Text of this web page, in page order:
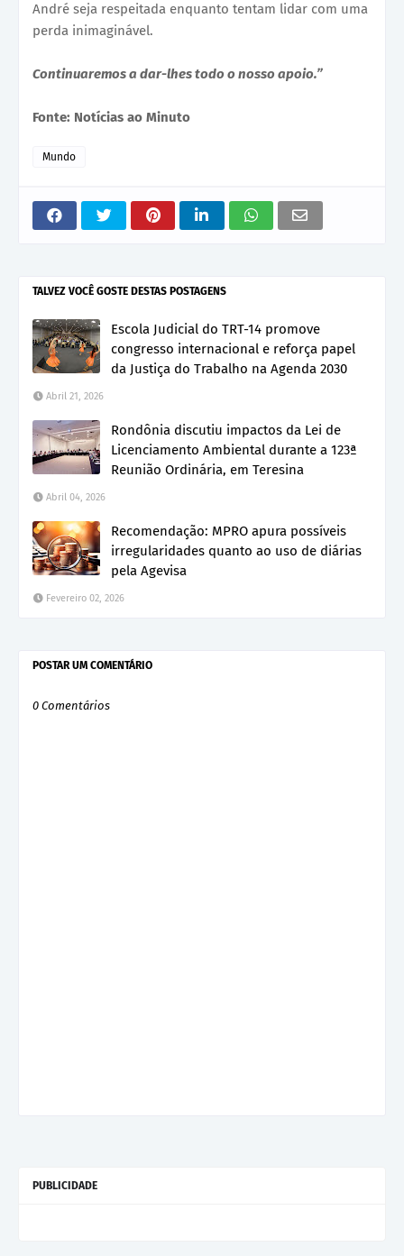
André seja respeitada enquanto tentam lidar com uma
perda inimaginável.
Continuaremos a dar-lhes todo o nosso apoio.”
Fonte: Notícias ao Minuto
Mundo
TALVEZ VOCÊ GOSTE DESTAS POSTAGENS
Escola Judicial do TRT-14 promove
congresso internacional e reforça papel
da Justiça do Trabalho na Agenda 2030
Abril 21, 2026
Rondônia discutiu impactos da Lei de
Licenciamento Ambiental durante a 123ª
Reunião Ordinária, em Teresina
Abril 04, 2026
Recomendação: MPRO apura possíveis
irregularidades quanto ao uso de diárias
pela Agevisa
Fevereiro 02, 2026
POSTAR UM COMENTÁRIO
0 Comentários
PUBLICIDADE